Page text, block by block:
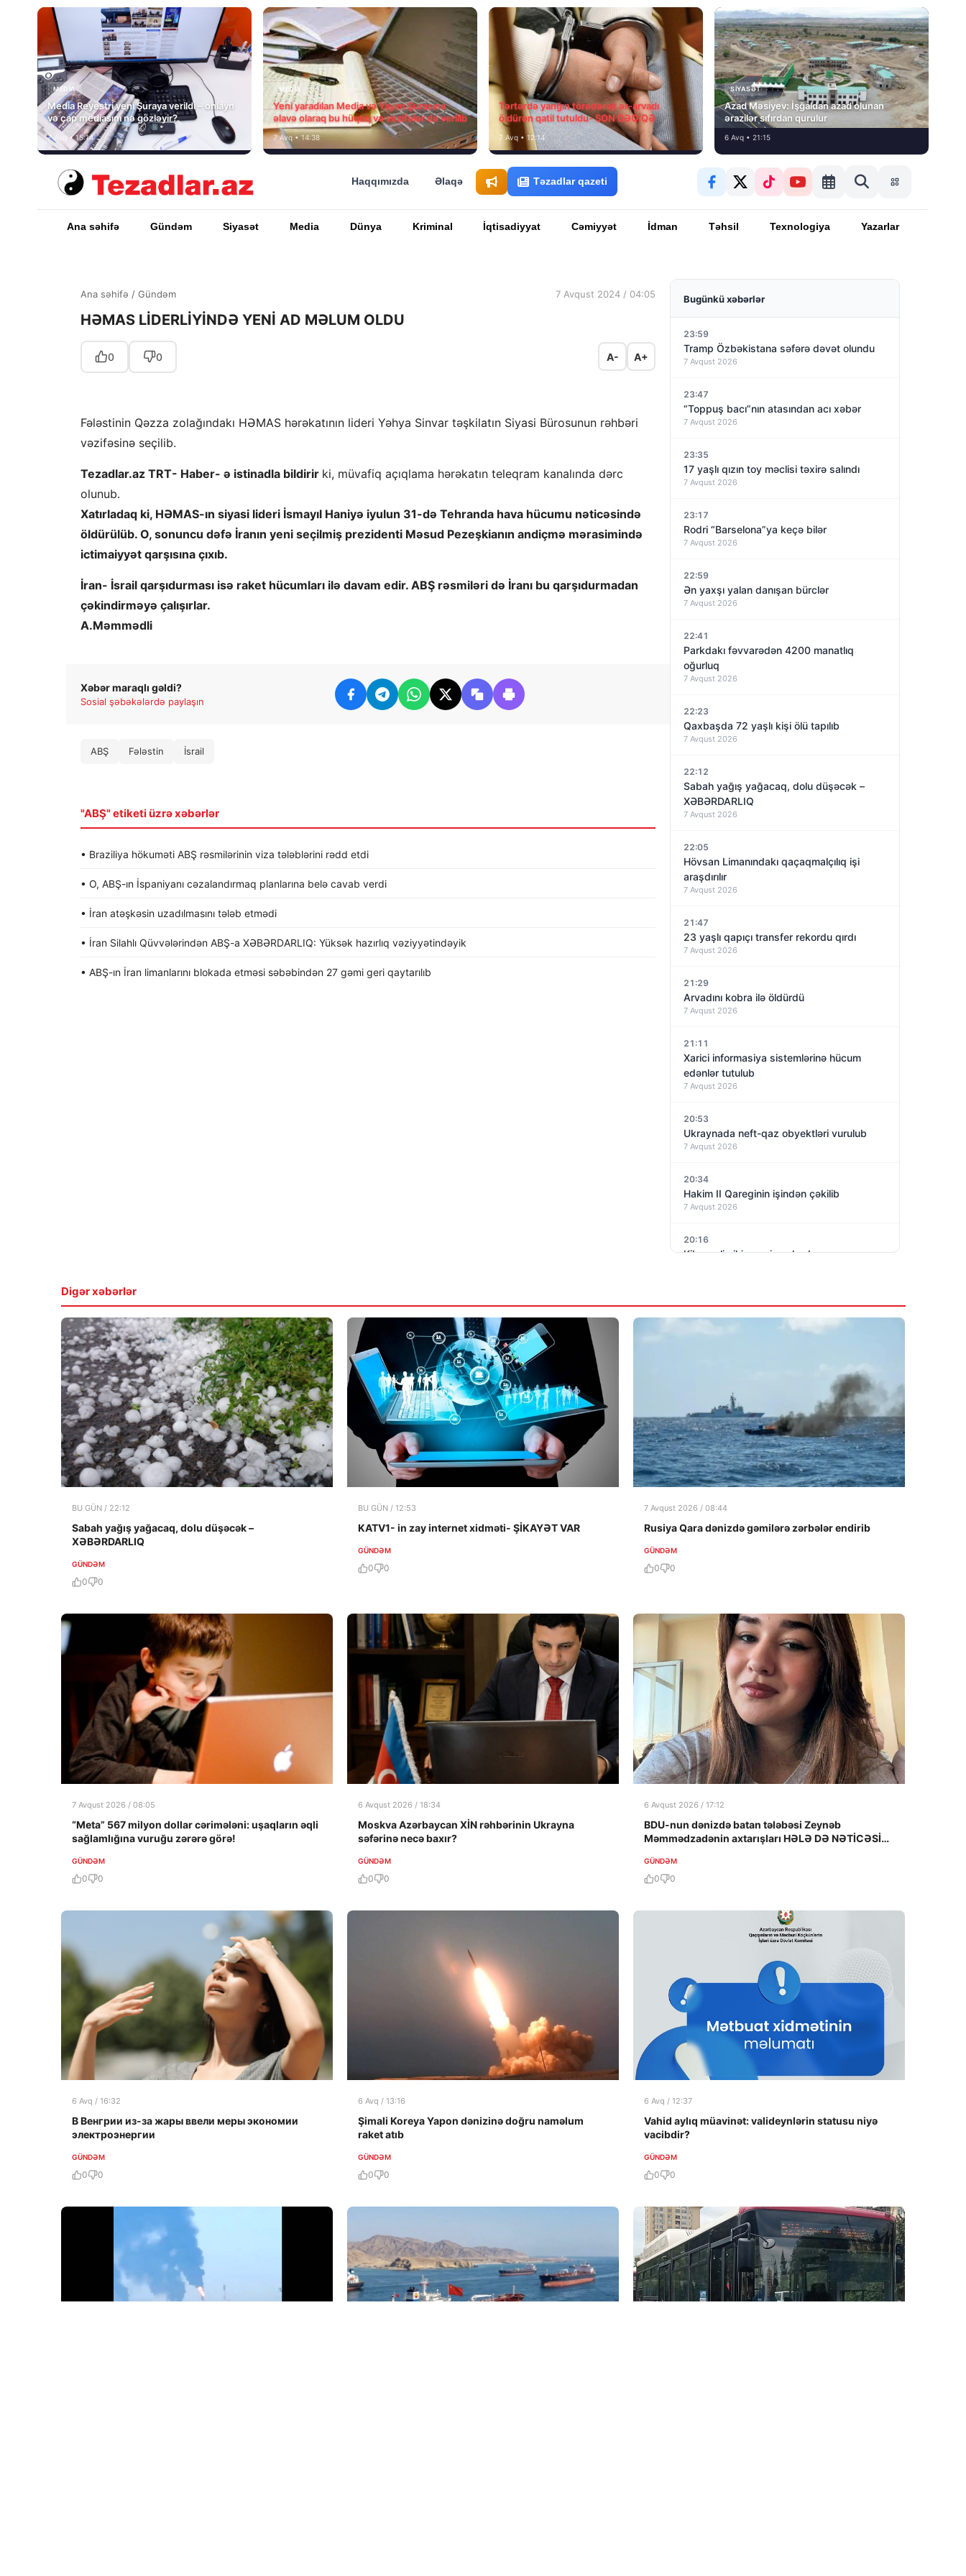
MEDİA
Media Reyestri yeni Şuraya verildi – onlayn
və çap mediasını nə gözləyir?
7 Avq • 15:14
MEDİA
Yeni yaradılan Media və Yayım Şurasına
əlavə olaraq bu hüquq və vəzifələr də verilib
7 Avq • 14:38
Tərtərdə yanğın törədərək ər-arvadı
öldürən qatil tutuldu- SON DƏQİQƏ
7 Avq • 12:14
SIYASƏT
Azad Məsiyev: İşğaldan azad olunan
ərazilər sıfırdan qurulur
6 Avq • 21:15
Haqqımızda Əlaqə Təzadlar qazeti
Ana səhifə Gündəm Siyasət Media Dünya Kriminal İqtisadiyyat Cəmiyyət İdman Təhsil Texnologiya Yazarlar
Ana səhifə / Gündəm 7 Avqust 2024 / 04:05
HƏMAS LİDERLİYİNDƏ YENİ AD MƏLUM OLDU
0 0 A- A+
Fələstinin Qəzza zolağındakı HƏMAS hərəkatının lideri Yəhya Sinvar təşkilatın Siyasi Bürosunun rəhbəri
vəzifəsinə seçilib.
Tezadlar.az TRT- Haber- ə istinadla bildirir ki, müvafiq açıqlama hərəkatın teleqram kanalında dərc
olunub.
Xatırladaq ki, HƏMAS-ın siyasi lideri İsmayıl Haniyə iyulun 31-də Tehranda hava hücumu nəticəsində
öldürülüb. O, sonuncu dəfə İranın yeni seçilmiş prezidenti Məsud Pezeşkianın andiçmə mərasimində
ictimaiyyət qarşısına çıxıb.
İran- İsrail qarşıdurması isə raket hücumları ilə davam edir. ABŞ rəsmiləri də İranı bu qarşıdurmadan
çəkindirməyə çalışırlar.
A.Məmmədli
Xəbər maraqlı gəldi?
Sosial şəbəkələrdə paylaşın
ABŞ Fələstin İsrail
"ABŞ" etiketi üzrə xəbərlər
• Braziliya hökuməti ABŞ rəsmilərinin viza tələblərini rədd etdi
• O, ABŞ-ın İspaniyanı cəzalandırmaq planlarına belə cavab verdi
• İran atəşkəsin uzadılmasını tələb etmədi
• İran Silahlı Qüvvələrindən ABŞ-a XƏBƏRDARLIQ: Yüksək hazırlıq vəziyyətindəyik
• ABŞ-ın İran limanlarını blokada etməsi səbəbindən 27 gəmi geri qaytarılıb
Bugünkü xəbərlər
23:59
Tramp Özbəkistana səfərə dəvət olundu
7 Avqust 2026
23:47
“Toppuş bacı”nın atasından acı xəbər
7 Avqust 2026
23:35
17 yaşlı qızın toy məclisi təxirə salındı
7 Avqust 2026
23:17
Rodri “Barselona”ya keçə bilər
7 Avqust 2026
22:59
Ən yaxşı yalan danışan bürclər
7 Avqust 2026
22:41
Parkdakı fəvvarədən 4200 manatlıq
oğurluq
7 Avqust 2026
22:23
Qaxbaşda 72 yaşlı kişi ölü tapılıb
7 Avqust 2026
22:12
Sabah yağış yağacaq, dolu düşəcək –
XƏBƏRDARLIQ
7 Avqust 2026
22:05
Hövsan Limanındakı qaçaqmalçılıq işi
araşdırılır
7 Avqust 2026
21:47
23 yaşlı qapıçı transfer rekordu qırdı
7 Avqust 2026
21:29
Arvadını kobra ilə öldürdü
7 Avqust 2026
21:11
Xarici informasiya sistemlərinə hücum
edənlər tutulub
7 Avqust 2026
20:53
Ukraynada neft-qaz obyektləri vurulub
7 Avqust 2026
20:34
Hakim II Qareginin işindən çəkilib
7 Avqust 2026
20:16
Kiberpolis iki gənci saxlayıb
Digər xəbərlər
BU GÜN / 22:12
Sabah yağış yağacaq, dolu düşəcək –
XƏBƏRDARLIQ
GÜNDƏM
0 0
BU GÜN / 12:53
KATV1- in zay internet xidməti- ŞİKAYƏT VAR
GÜNDƏM
0 0
7 Avqust 2026 / 08:44
Rusiya Qara dənizdə gəmilərə zərbələr endirib
GÜNDƏM
0 0
7 Avqust 2026 / 08:05
“Meta” 567 milyon dollar cərimələni: uşaqların əqli
sağlamlığına vuruğu zərərə görə!
GÜNDƏM
0 0
6 Avqust 2026 / 18:34
Moskva Azərbaycan XİN rəhbərinin Ukrayna
səfərinə necə baxır?
GÜNDƏM
0 0
6 Avqust 2026 / 17:12
BDU-nun dənizdə batan tələbəsi Zeynəb
Məmmədzadənin axtarışları HƏLƏ DƏ NƏTİCƏSİZ
GÜNDƏM
0 0
6 Avq / 16:32
В Венгрии из-за жары ввели меры экономии
электроэнергии
GÜNDƏM
0 0
6 Avq / 13:16
Şimali Koreya Yapon dənizinə doğru naməlum
raket atıb
GÜNDƏM
0 0
6 Avq / 12:37
Vahid aylıq müavinət: valideynlərin statusu niyə
vacibdir?
GÜNDƏM
0 0